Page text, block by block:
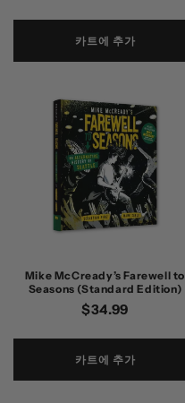
카트에 추가
Mike McCready’s Farewell to
Seasons (Standard Edition)
정
$34.99
카트에 추가